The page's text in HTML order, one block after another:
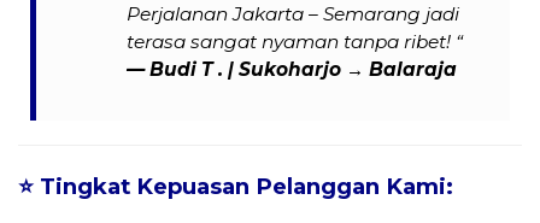
Perjalanan Jakarta – Semarang jadi
terasa sangat nyaman tanpa ribet! “
—Budi T . | Sukoharjo → Balaraja
⭐ Tingkat Kepuasan Pelanggan Kami: